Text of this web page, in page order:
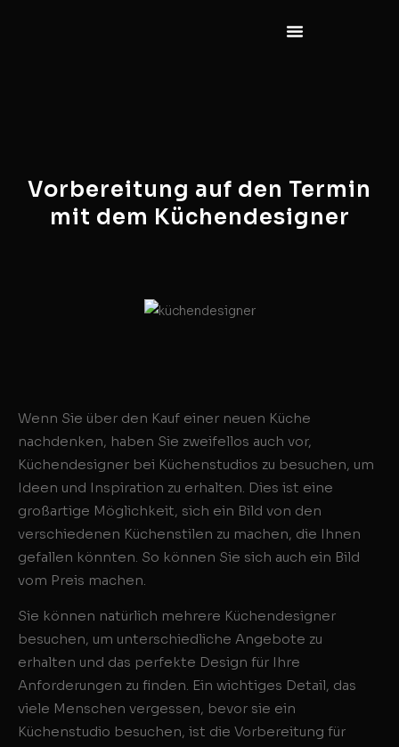
Vorbereitung auf den Termin
mit dem Küchendesigner
Wenn Sie über den Kauf einer neuen Küche
nachdenken, haben Sie zweifellos auch vor,
Küchendesigner bei Küchenstudios zu besuchen, um
Ideen und Inspiration zu erhalten. Dies ist eine
großartige Möglichkeit, sich ein Bild von den
verschiedenen Küchenstilen zu machen, die Ihnen
gefallen könnten. So können Sie sich auch ein Bild
vom Preis machen.
Sie können natürlich mehrere Küchendesigner
besuchen, um unterschiedliche Angebote zu
erhalten und das perfekte Design für Ihre
Anforderungen zu finden. Ein wichtiges Detail, das
viele Menschen vergessen, bevor sie ein
Küchenstudio besuchen, ist die Vorbereitung für